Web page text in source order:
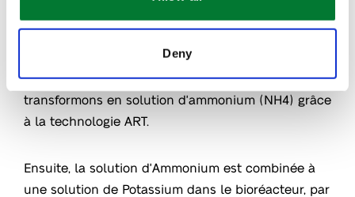
Deny
transformer en Ammoniac (NH3). Nous appelons
ce processus le « stripping » du digestat. Nous
capturons l'ammoniac volatil (NH3) et le
transformons en solution d'ammonium (NH4) grâce
à la technologie ART.
Ensuite, la solution d'Ammonium est combinée à
une solution de Potassium dans le bioréacteur, par